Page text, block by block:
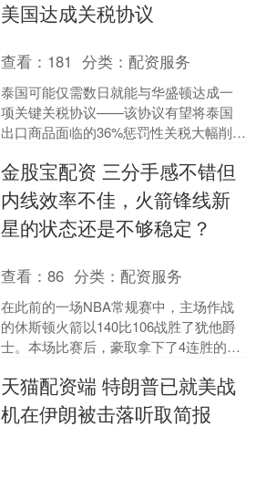
美国达成关税协议
查看： 181 分类：配资服务
泰国可能仅需数日就能与华盛顿达成一
项关键关税协议——该协议有望将泰国
出口商品面临的36%惩罚性关税大幅削
（Pichai C....
金股宝配资 三分手感不错但
内线效率不佳，火箭锋线新
星的状态还是不够稳定？
查看：86 分类：配资服务
在此前的一场NBA常规赛中，主场作战
的休斯顿火箭以140比106战胜了犹他爵
士。本场比赛后，豪取拿下了4连胜的火
西部第5位....
天猫配资端 特朗普已就美战
机在伊朗被击落听取简报